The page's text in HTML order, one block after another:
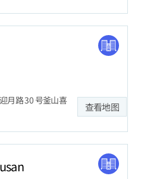
月路 30 号釜山喜
查看地图